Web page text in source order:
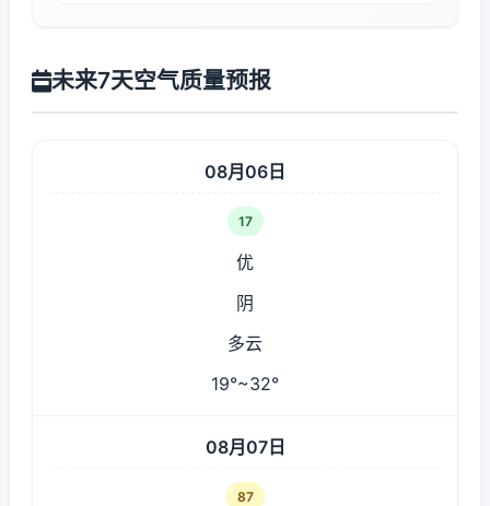
未来7天空气质量预报
08月06日
17
优
阴
多云
19°~32°
08月07日
87